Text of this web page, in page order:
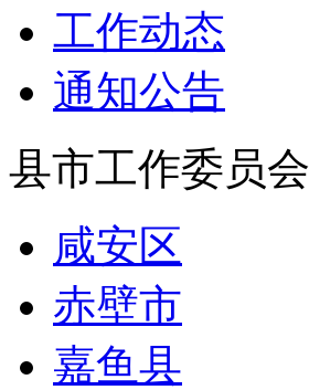
工作动态
通知公告
县市工作委员会
咸安区
赤壁市
嘉鱼县